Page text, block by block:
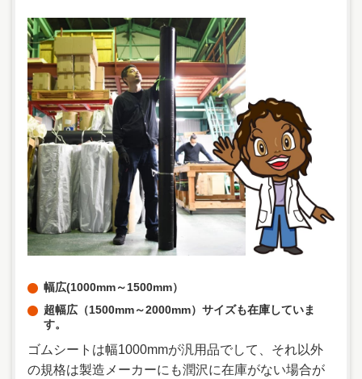
幅広(1000mm～1500mm）
超幅広（1500mm～2000mm）サイズも在庫していま
す。
ゴムシートは幅1000mmが汎用品でして、それ以外
の規格は製造メーカーにも潤沢に在庫がない場合が